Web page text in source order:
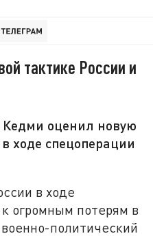
тактике России и
оценил новую
ходе спецоперации
в ходе
огромным потерям в
политический